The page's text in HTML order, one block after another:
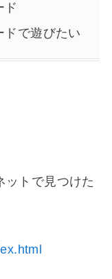
ド
ドで遊びたい
ットで見つけた